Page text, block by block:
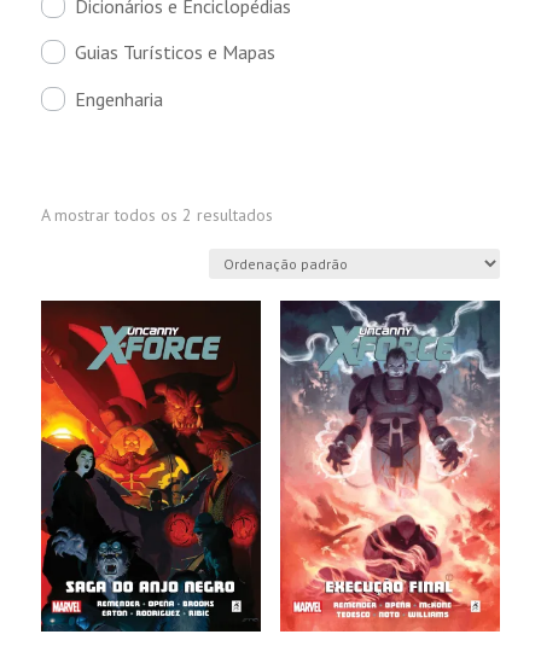
Dicionários e Enciclopédias
Guias Turísticos e Mapas
Engenharia
A mostrar todos os 2 resultados